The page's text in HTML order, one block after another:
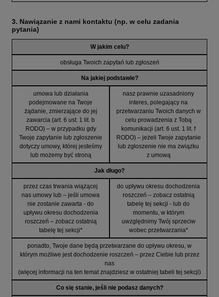
3. Nawiązanie z nami kontaktu (np. w celu zadania
pytania)
W jakim celu?
obsługa Twoich zapytań lub zgłoszeń
Na jakiej podstawie?
umowa lub działania
podejmowane na Twoje
żądanie, zmierzające do jej
zawarcia (art. 6 ust. 1 lit. b
RODO) – w przypadku gdy
Twoje zapytanie lub zgłoszenie
dotyczy umowy, której jesteśmy
lub możemy być stroną
nasz prawnie uzasadniony
interes, polegający na
przetwarzaniu Twoich danych w
celu prowadzenia z Tobą
komunikacji (art. 6 ust. 1 lit. f
RODO) – jeżeli Twoje zapytanie
lub zgłoszenie nie ma związku
z umową
Jak długo?
przez czas trwania wiążącej
nas umowy lub – jeśli umowa
nie zostanie zawarta - do
upływu okresu dochodzenia
roszczeń – zobacz ostatnią
tabelę tej sekcji*
do upływu okresu dochodzenia
roszczeń – zobacz ostatnią
tabelę tej sekcji - lub do
momentu, w którym
uwzględnimy Twój sprzeciw
wobec przetwarzania*
ponadto, Twoje dane będą przetwarzane do upływu okresu, w
którym możliwe jest dochodzenie roszczeń – przez Ciebie lub przez
nas
(więcej informacji na ten temat znajdziesz w ostatniej tabeli tej sekcji)
Co się stanie, jeśli nie podasz danych?